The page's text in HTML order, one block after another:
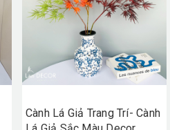
Cành Lá Giả Trang Trí- Cành